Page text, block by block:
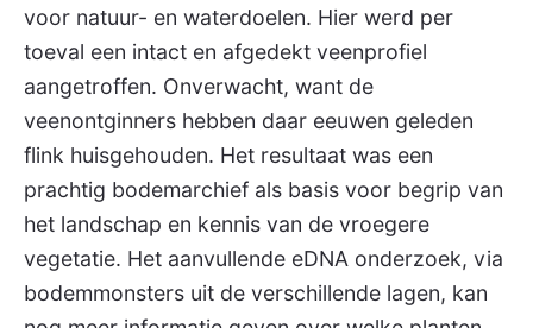
voor natuur- en waterdoelen. Hier werd per
toeval een intact en afgedekt veenprofiel
aangetroffen. Onverwacht, want de
veenontginners hebben daar eeuwen geleden
flink huisgehouden. Het resultaat was een
prachtig bodemarchief als basis voor begrip van
het landschap en kennis van de vroegere
vegetatie. Het aanvullende eDNA onderzoek, via
bodemmonsters uit de verschillende lagen, kan